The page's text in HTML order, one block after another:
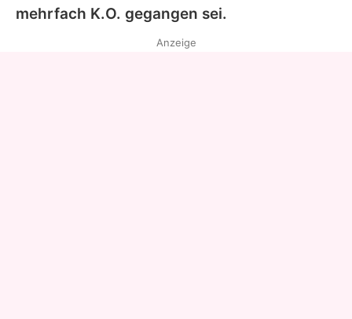
mehrfach K.O. gegangen sei.
Anzeige